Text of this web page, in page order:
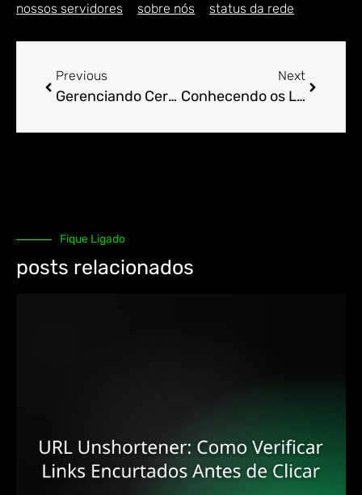
nossos servidores sobre nós status da rede
Previous
Gerenciando Certificados Let’s Encrypt no cPanel.
Next
Conhecendo os Limites: cPanel e Uso de Recursos.
Fique Ligado
posts relacionados